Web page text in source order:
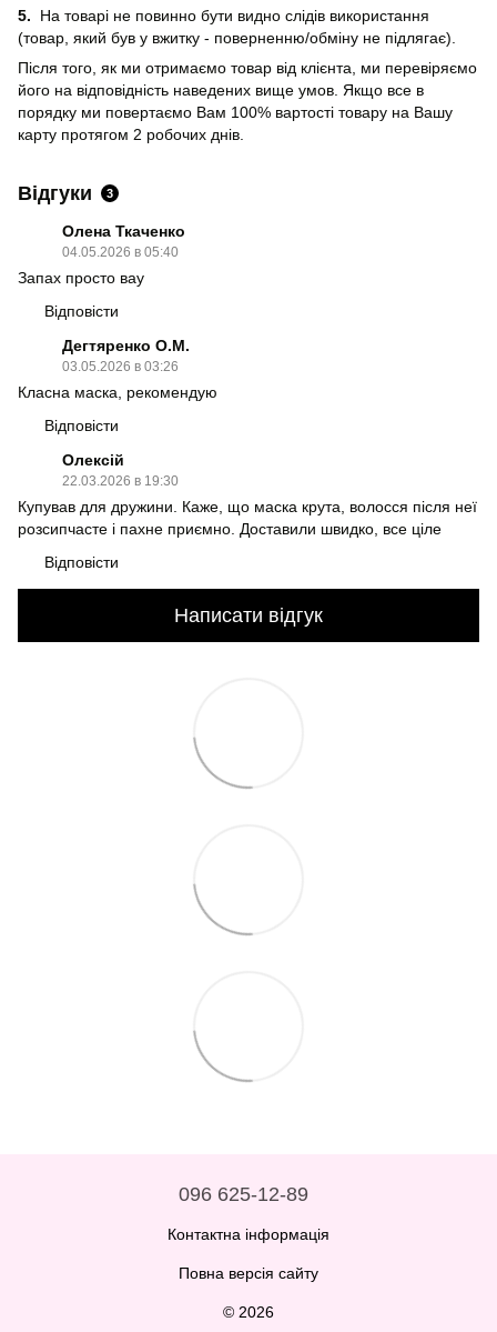
5. На товарі не повинно бути видно слідів використання
(товар, який був у вжитку - поверненню/обміну не підлягає).
Після того, як ми отримаємо товар від клієнта, ми перевіряємо
його на відповідність наведених вище умов. Якщо все в
порядку ми повертаємо Вам 100% вартості товару на Вашу
карту протягом 2 робочих днів.
Відгуки 3
Олена Ткаченко
04.05.2026 в 05:40
Запах просто вау
Відповісти
Дегтяренко О.М.
03.05.2026 в 03:26
Класна маска, рекомендую
Відповісти
Олексій
22.03.2026 в 19:30
Купував для дружини. Каже, що маска крута, волосся після неї
розсипчасте і пахне приємно. Доставили швидко, все ціле
Відповісти
Написати відгук
096 625-12-89
Контактна інформація
Повна версія сайту
© 2026